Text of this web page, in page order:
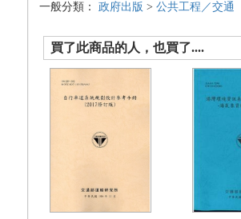
一般分類： 政府出版 > 公共工程／交通
買了此商品的人，也買了....